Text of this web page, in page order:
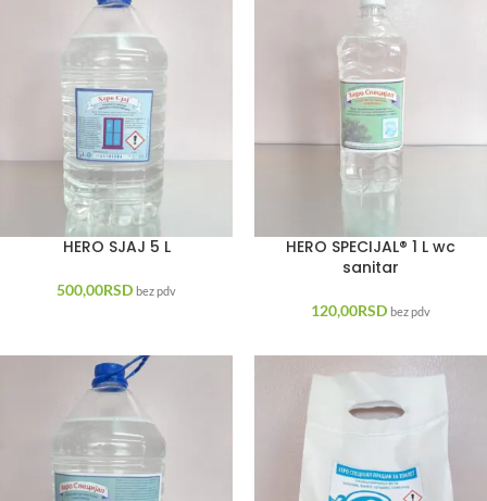
HERO SJAJ 5 L
500,00RSD bez pdv
HERO SPECIJAL® 1 L wc
sanitar
120,00RSD bez pdv